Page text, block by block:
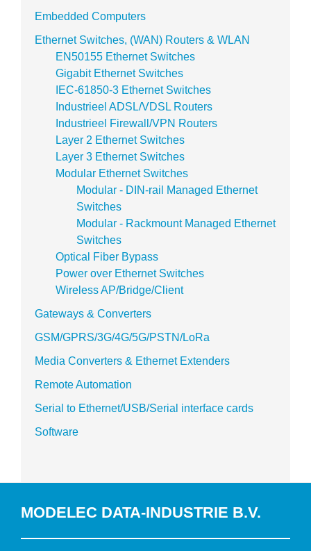
Embedded Computers
Ethernet Switches, (WAN) Routers & WLAN
EN50155 Ethernet Switches
Gigabit Ethernet Switches
IEC-61850-3 Ethernet Switches
Industrieel ADSL/VDSL Routers
Industrieel Firewall/VPN Routers
Layer 2 Ethernet Switches
Layer 3 Ethernet Switches
Modular Ethernet Switches
Modular - DIN-rail Managed Ethernet
Switches
Modular - Rackmount Managed Ethernet
Switches
Optical Fiber Bypass
Power over Ethernet Switches
Wireless AP/Bridge/Client
Gateways & Converters
GSM/GPRS/3G/4G/5G/PSTN/LoRa
Media Converters & Ethernet Extenders
Remote Automation
Serial to Ethernet/USB/Serial interface cards
Software
MODELEC DATA-INDUSTRIE B.V.